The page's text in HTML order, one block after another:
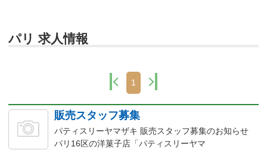
パリ 求人情報
1
販売スタッフ募集
パティスリーヤマザキ 販売スタッフ募集のお知らせ
パリ16区の洋菓子店「パティスリーヤマ